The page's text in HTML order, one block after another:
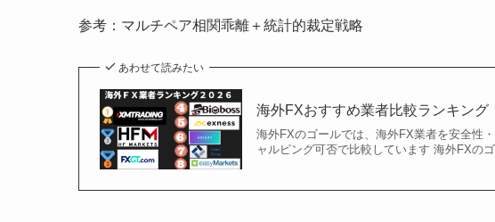
参考：マルチペア相関乖離＋統計的裁定戦略
あわせて読みたい
海外FXおすすめ業者比較ランキング
海外FXのゴールでは、海外FX業者を安全性
ャルピング可否で比較しています 海外FXの